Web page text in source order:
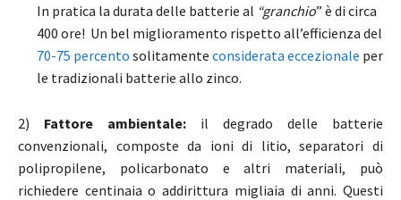
In pratica la durata delle batterie al “granchio” è di circa
400 ore! Un bel miglioramento rispetto all’efficienza del
70-75 percento solitamente considerata eccezionale per
le tradizionali batterie allo zinco.
2) Fattore ambientale: il degrado delle batterie
convenzionali, composte da ioni di litio, separatori di
polipropilene, policarbonato e altri materiali, può
richiedere centinaia o addirittura migliaia di anni. Questi